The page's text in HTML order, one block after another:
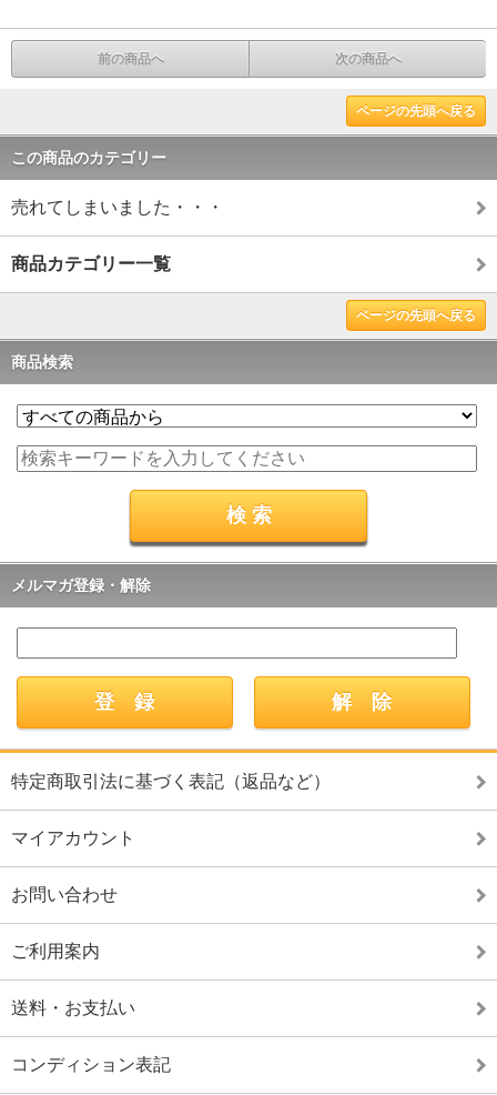
前の商品へ 次の商品へ
ページの先頭へ戻る
この商品のカテゴリー
売れてしまいました・・・
商品カテゴリー一覧
ページの先頭へ戻る
商品検索
メルマガ登録・解除
特定商取引法に基づく表記（返品など）
マイアカウント
お問い合わせ
ご利用案内
送料・お支払い
コンディション表記